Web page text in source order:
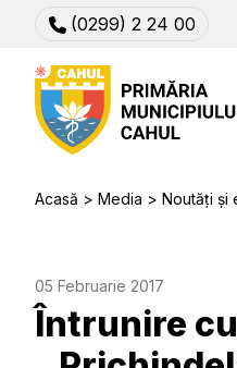
(0299) 2 24 00
Acasă Media Noutăți și
05 Februarie 2017
Întrunire